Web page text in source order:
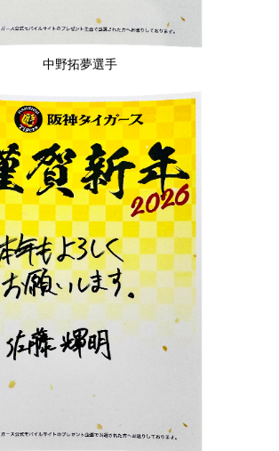
中野拓夢選手